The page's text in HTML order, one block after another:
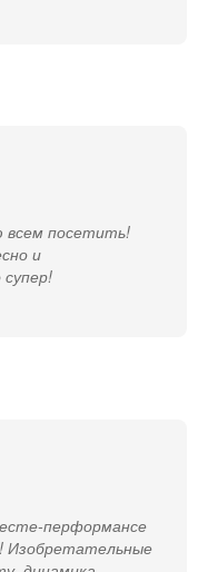
посетить!
и
перформансе
Изобретательные